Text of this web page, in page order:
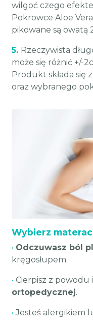
wilgoć czego
Pokrowce Aloe
pikowane są owatą
5. Rzeczywista
może się różnić +/-
Produkt składa się
oraz wybranego
Wybierz
• Odczuwasz ból
kręgosłupem.
• Cierpisz z powodu
ortopedycznej.
•Jesteś alergikiem